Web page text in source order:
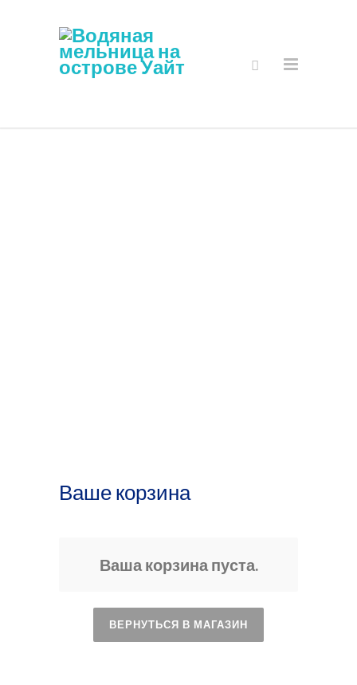
Ваше корзина
Ваша корзина пуста.
ВЕРНУТЬСЯ В МАГАЗИН